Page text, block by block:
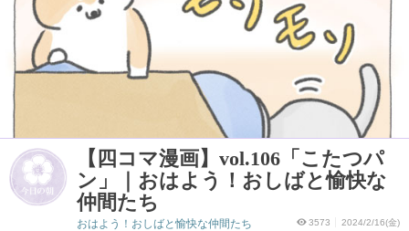
【四コマ漫画】vol.106「こたつパ
ン」｜おはよう！おしばと愉快な
仲間たち
3573 2024/2/16(金)
おはよう！おしばと愉快な仲間たち